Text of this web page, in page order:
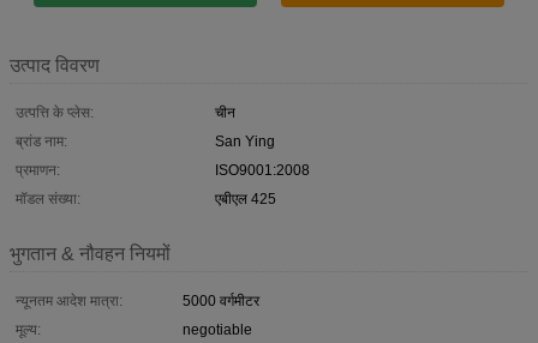
उत्पाद विवरण
उत्पत्ति के प्लेस:
चीन
ब्रांड नाम:
San Ying
प्रमाणन:
ISO9001:2008
मॉडल संख्या:
एबीएल 425
भुगतान & नौवहन नियमों
न्यूनतम आदेश मात्रा:
5000 वर्गमीटर
मूल्य:
negotiable